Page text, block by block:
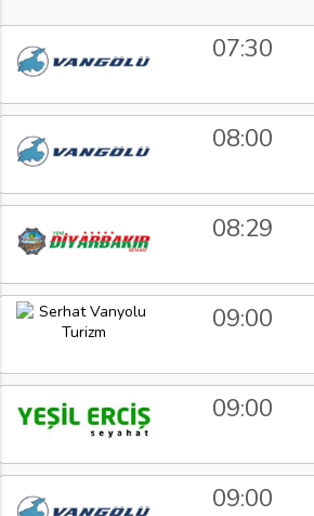
07:30
08:00
08:29
09:00
09:00
09:00